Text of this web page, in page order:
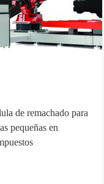
de remachado para
pequeñas en